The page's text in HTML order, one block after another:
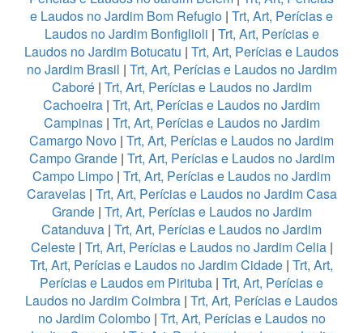
e Laudos no Jardim Bom Refugio | Trt, Art, Perícias e
Laudos no Jardim Bonfiglioli | Trt, Art, Perícias e
Laudos no Jardim Botucatu | Trt, Art, Perícias e Laudos
no Jardim Brasil | Trt, Art, Perícias e Laudos no Jardim
Caboré| Trt, Art, Perícias e Laudos no Jardim
Cachoeira | Trt, Art, Perícias e Laudos no Jardim
Campinas| Trt, Art, Perícias e Laudos no Jardim
Camargo Novo | Trt, Art, Perícias e Laudos no Jardim
Campo Grande| Trt, Art, Perícias e Laudos no Jardim
Campo Limpo | Trt, Art, Perícias e Laudos no Jardim
Caravelas| Trt, Art, Perícias e Laudos no Jardim Casa
Grande| Trt, Art, Perícias e Laudos no Jardim
Catanduva | Trt, Art, Perícias e Laudos no Jardim
Celeste| Trt, Art, Perícias e Laudos no Jardim Celia|
Trt, Art, Perícias e Laudos no Jardim Cidade | Trt, Art,
Perícias e Laudos em Pirituba | Trt, Art, Perícias e
Laudos no Jardim Coimbra | Trt, Art, Perícias e Laudos
no Jardim Colombo| Trt, Art, Perícias e Laudos no